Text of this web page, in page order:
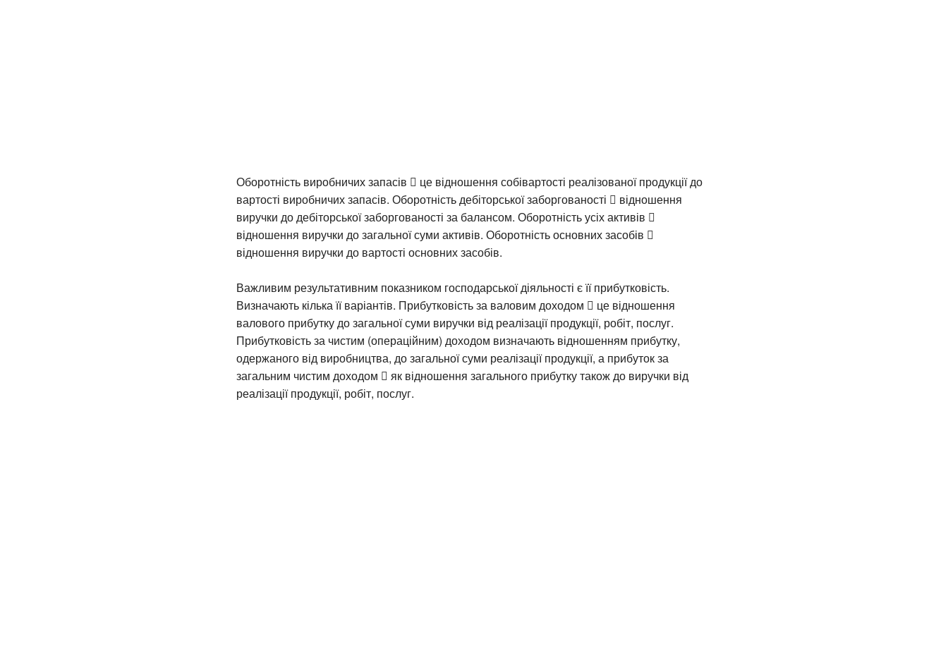
Оборотність виробничих запасів  це відношення собівартості реалізованої продукції до
вартості виробничих запасів. Оборотність дебіторської заборгованості  відношення
виручки до дебіторської заборгованості за балансом. Оборотність усіх активів 
відношення виручки до загальної суми активів. Оборотність основних засобів 
відношення виручки до вартості основних засобів.
Важливим результативним показником господарської діяльності є її прибутковість.
Визначають кілька її варіантів. Прибутковість за валовим доходом  це відношення
валового прибутку до загальної суми виручки від реалізації продукції, робіт, послуг.
Прибутковість за чистим (операційним) доходом визначають відношенням прибутку,
одержаного від виробництва, до загальної суми реалізації продукції, а прибуток за
загальним чистим доходом  як відношення загального прибутку також до виручки від
реалізації продукції, робіт, послуг.